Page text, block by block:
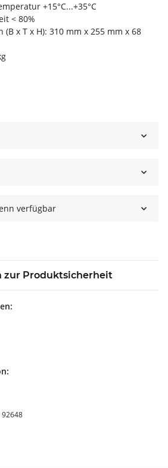
+15°C...+35°C
< 80%
(B x T x H): 310 mm x 255 mm x 68
verfügbar
zur Produktsicherheit
92648